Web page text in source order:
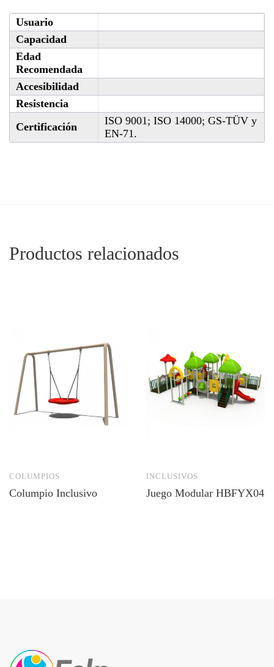
Usuario
Capacidad
Edad
Recomendada
Accesibilidad
Resistencia
Certificación
ISO 9001; ISO 14000; GS-TÜV y
EN-71.
Productos relacionados
COLUMPIOS
Columpio Inclusivo
INCLUSIVOS
Juego Modular HBFYX04